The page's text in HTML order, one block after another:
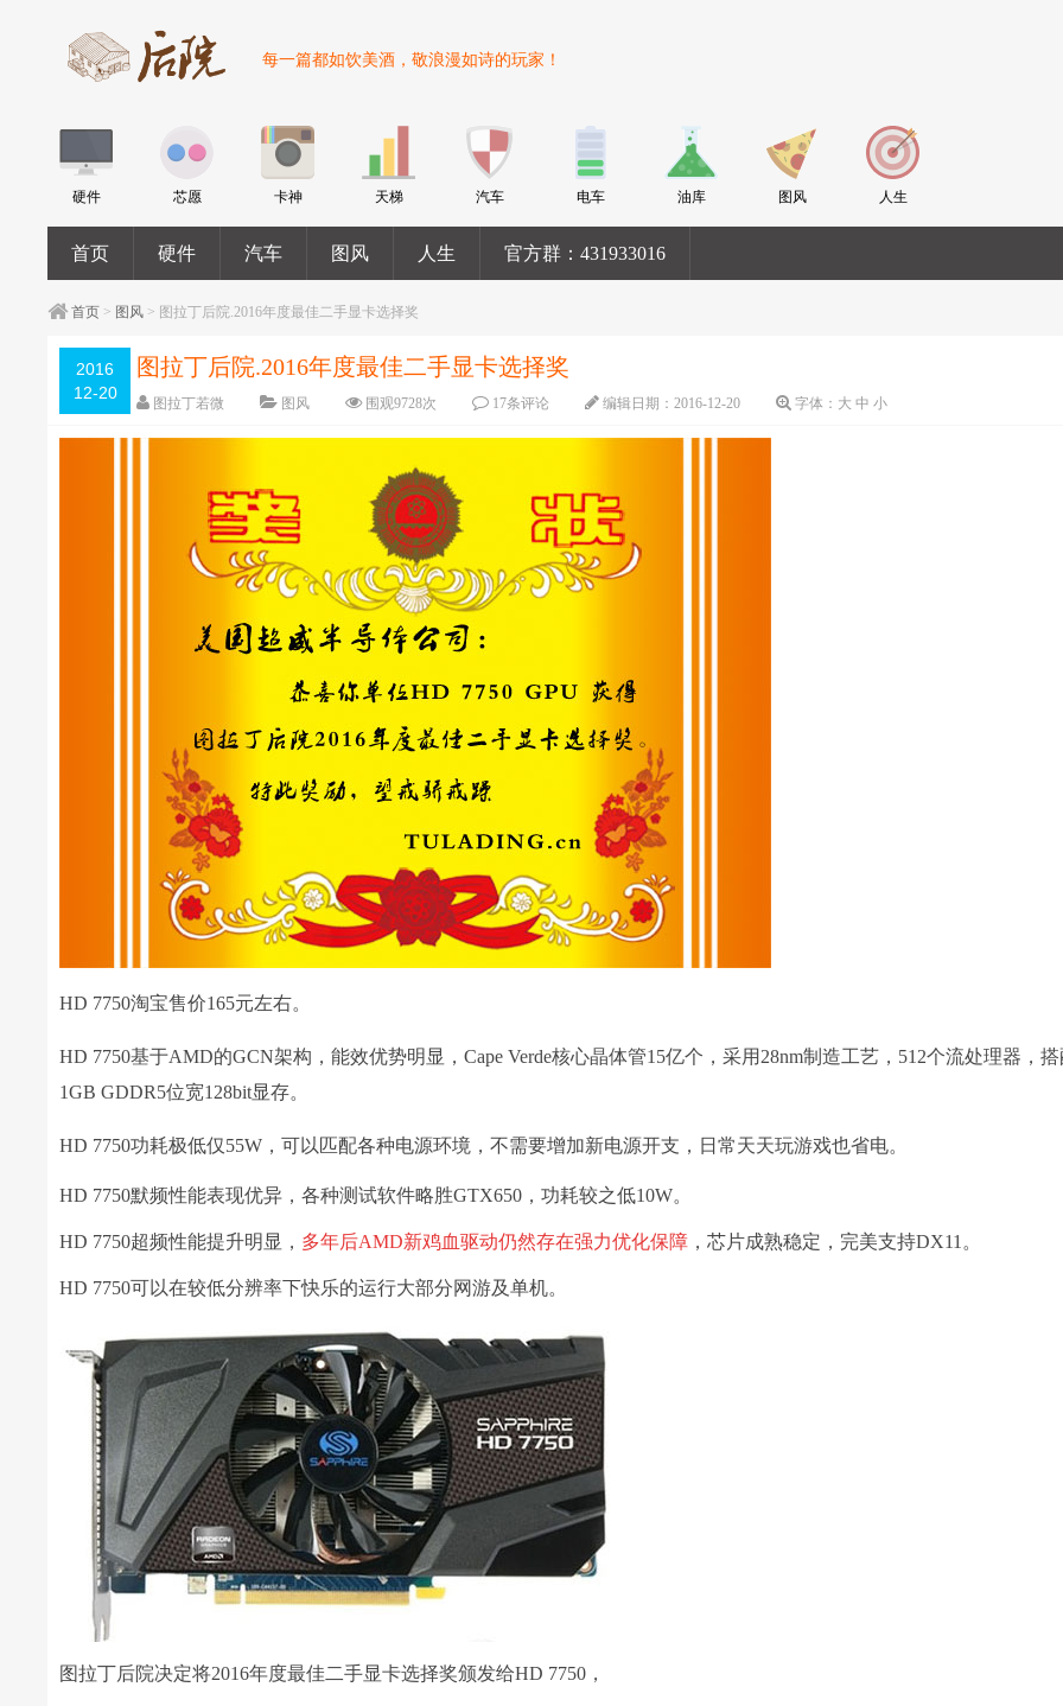
每一篇都如饮美酒，敬浪漫如诗的玩家！
硬件 芯愿 卡神 天梯 汽车 电车 油库 图风 人生
首页 硬件 汽车 图风 人生 官方群：431933016
首页 > 图风 > 图拉丁后院.2016年度最佳二手显卡选择奖
2016
12-20
图拉丁后院.2016年度最佳二手显卡选择奖
图拉丁若微 图风 围观9728次 17条评论 编辑日期：2016-12-20 字体： 大 中 小
HD 7750淘宝售价165元左右。
HD 7750基于AMD的GCN架构，能效优势明显，Cape Verde核心晶体管15亿个，采用28nm制造工艺，512个流处理器，
1GB GDDR5位宽128bit显存。
HD 7750功耗极低仅55W，可以匹配各种电源环境，不需要增加新电源开支，日常天天玩游戏也省电。
HD 7750默频性能表现优异，各种测试软件略胜GTX650，功耗较之低10W。
HD 7750超频性能提升明显， 多年后AMD新鸡血驱动仍然存在强力优化保障 ，芯片成熟稳定，完美支持DX11。
HD 7750可以在较低分辨率下快乐的运行大部分网游及单机。
图拉丁后院决定将2016年度最佳二手显卡选择奖颁发给HD 7750，